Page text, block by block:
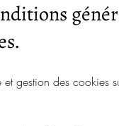
gestion des cookies